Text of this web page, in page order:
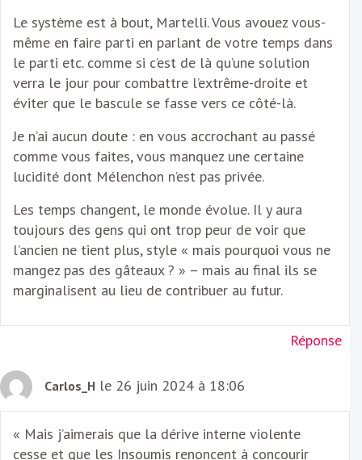
Le système est à bout, Martelli. Vous avouez vous-
même en faire parti en parlant de votre temps dans
le parti etc. comme si c’est de là qu’une solution
verra le jour pour combattre l’extrême-droite et
éviter que le bascule se fasse vers ce côté-là.
Je n’ai aucun doute : en vous accrochant au passé
comme vous faites, vous manquez une certaine
lucidité dont Mélenchon n’est pas privée.
Les temps changent, le monde évolue. Il y aura
toujours des gens qui ont trop peur de voir que
l’ancien ne tient plus, style « mais pourquoi vous ne
mangez pas des gâteaux ? » – mais au final ils se
marginalisent au lieu de contribuer au futur.
Réponse
Carlos_H le 26 juin 2024 à 18:06
« Mais j’aimerais que la dérive interne violente
cesse et que les Insoumis renoncent à concourir